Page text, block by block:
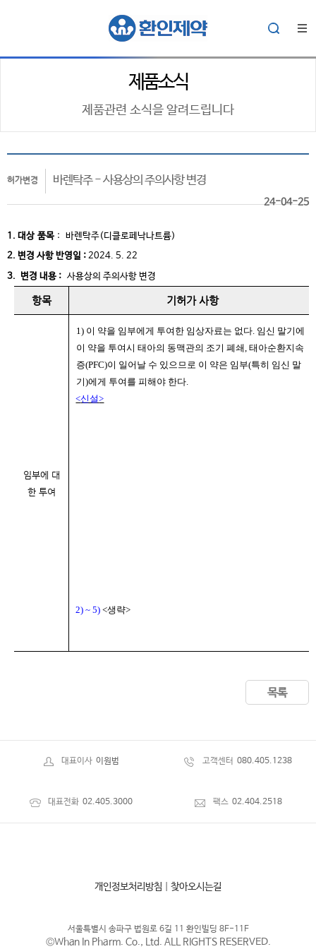
제품소식
제품관련 소식을 알려드립니다
허가변경 바렌탁주 - 사용상의 주의사항 변경
24-04-25
1. 대상 품목 : 바렌탁주(디클로페낙나트륨)
2. 변경 사항 반영일 : 2024. 5. 22
3. 변경 내용 : 사용상의 주의사항 변경
항목 기허가 사항
임부에 대
한 투여
1) 이 약을 임부에게 투여한 임상자료는 없다. 임신 말기에
이 약을 투여시 태아의 동맥관의 조기 폐쇄, 태아순환지속
증(PFC)이 일어날 수 있으므로 이 약은 임부(특히 임신 말
기)에게 투여를 피해야 한다.
<신설>
2) ~ 5) <생략>
목록
대표이사 이원범 고객센터 080.405.1238
대표전화 02.405.3000 팩스 02.404.2518
개인정보처리방침 찾아오시는길
서울특별시 송파구 법원로 6길 11 환인빌딩 8F-11F
©Whan In Pharm. Co., Ltd. ALL RIGHTS RESERVED.